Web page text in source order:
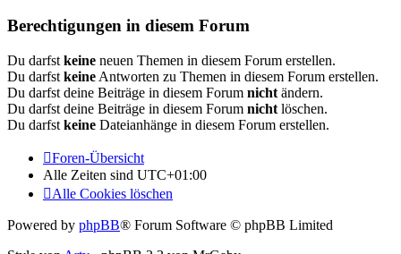
Berechtigungen in diesem Forum
Du darfst keine neuen Themen in diesem Forum erstellen.
Du darfst keine Antworten zu Themen in diesem Forum erstellen.
Du darfst deine Beiträge in diesem Forum nicht ändern.
Du darfst deine Beiträge in diesem Forum nicht löschen.
Du darfst keine Dateianhänge in diesem Forum erstellen.
Foren-Übersicht
Alle Zeiten sind UTC+01:00
Alle Cookies löschen
Powered by phpBB® Forum Software © phpBB Limited